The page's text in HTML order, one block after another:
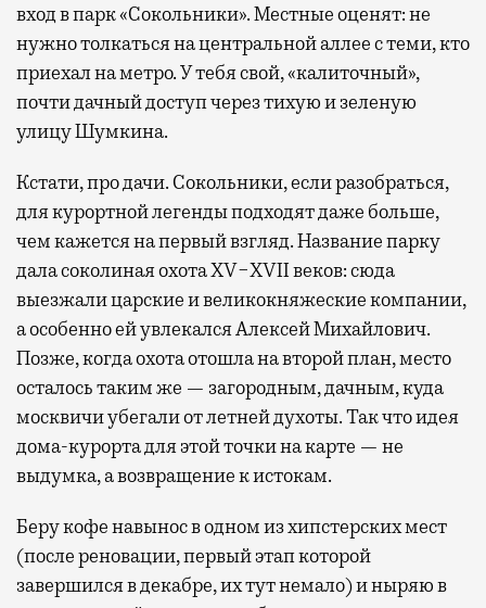
вход в парк «Сокольники». Местные оценят: не
нужно толкаться на центральной аллее с теми, кто
приехал на метро. У тебя свой, «калиточный»,
почти дачный доступ через тихую и зеленую
улицу Шумкина.
Кстати, про дачи. Сокольники, если разобраться,
для курортной легенды подходят даже больше,
чем кажется на первый взгляд. Название парку
дала соколиная охота XV−XVII веков: сюда
выезжали царские и великокняжеские компании,
а особенно ей увлекался Алексей Михайлович.
Позже, когда охота отошла на второй план, место
осталось таким же — загородным, дачным, куда
москвичи убегали от летней духоты. Так что идея
дома-курорта для этой точки на карте — не
выдумка, а возвращение к истокам.
Беру кофе навынос в одном из хипстерских мест
(после реновации, первый этап которой
завершился в декабре, их тут немало) и ныряю в